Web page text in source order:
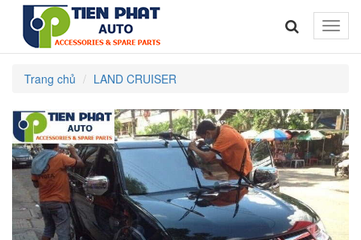
Toggle
Trang chủ LAND CRUISER